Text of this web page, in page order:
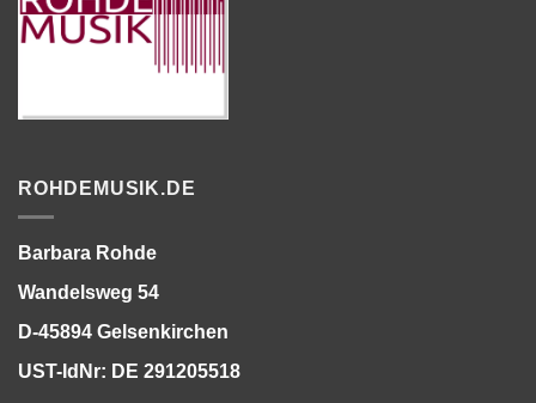
ROHDEMUSIK.DE
Barbara Rohde
Wandelsweg 54
D-45894 Gelsenkirchen
UST-IdNr: DE 291205518